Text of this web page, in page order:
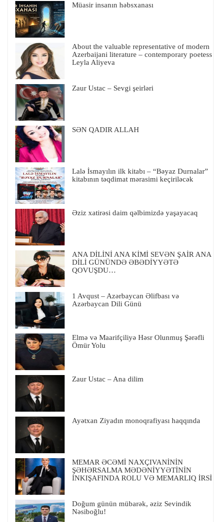
Müasir insanın həbsxanası
About the valuable representative of modern
Azerbaijani literature – contemporary poetess
Leyla Aliyeva
Zaur Ustac – Sevgi şeirləri
SƏN QADIR ALLAH
Lalə İsmayılın ilk kitabı – “Bəyaz Durnalar”
kitabının təqdimat mərasimi keçiriləcək
Əziz xatirəsi daim qəlbimizdə yaşayacaq
ANA DİLİNİ ANA KİMİ SEVƏN ŞAİR ANA
DİLİ GÜNÜNDƏ ƏBƏDİYYƏTƏ
QOVUŞDU…
1 Avqust – Azərbaycan Əlifbası və
Azərbaycan Dili Günü
Elmə və Maarifçiliyə Həsr Olunmuş Şərəfli
Ömür Yolu
Zaur Ustac – Ana dilim
Ayətxan Ziyadın monoqrafiyası haqqında
MEMAR ƏCƏMİ NAXÇIVANİNİN
ŞƏHƏRSALMA MƏDƏNİYYƏTİNİN
İNKIŞAFINDA ROLU VƏ MEMARLIQ İRSİ
Doğum günün mübarək, əziz Sevindik
Nəsiboğlu!